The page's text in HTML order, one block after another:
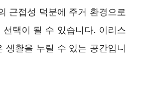
근접성 덕분에 주거 환경으로
택이 될 수 있습니다. 이리스
생활을 누릴 수 있는 공간입니